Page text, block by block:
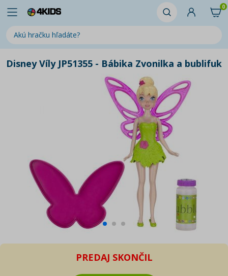
0
Disney Víly JP51355 - Bábika Zvonilka a bublifuk
PREDAJ SKONČIL